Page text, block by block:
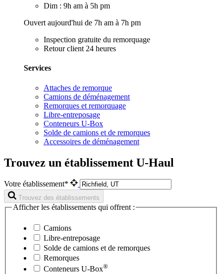
Dim : 9h am à 5h pm
Ouvert aujourd'hui de 7h am à 7h pm
Inspection gratuite du remorquage
Retour client 24 heures
Services
Attaches de remorque
Camions de déménagement
Remorques et remorquage
Libre-entreposage
Conteneurs U-Box
Solde de camions et de remorques
Accessoires de déménagement
Trouvez un établissement U-Haul
Votre établissement*
Trouvez des établissements
Afficher les établissements qui offrent :
Camions
Libre-entreposage
Solde de camions et de remorques
Remorques
Conteneurs U-Box®